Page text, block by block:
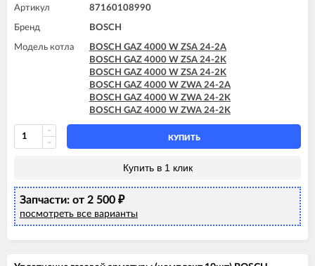
Артикул 87160108990
Бренд BOSCH
Модель котла
BOSCH GAZ 4000 W ZSA 24-2A
BOSCH GAZ 4000 W ZSA 24-2K
BOSCH GAZ 4000 W ZSA 24-2K
BOSCH GAZ 4000 W ZWA 24-2A
BOSCH GAZ 4000 W ZWA 24-2K
BOSCH GAZ 4000 W ZWA 24-2K
КУПИТЬ
Купить в 1 клик
Запчасти: от 2 500 ₽
посмотреть все варианты